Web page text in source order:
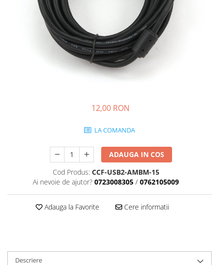
12,00 RON
LA COMANDA
ADAUGA IN COS
Cod Produs: CCF-USB2-AMBM-15
Ai nevoie de ajutor? 0723008305 / 0762105009
Adauga la Favorite Cere informatii
Descriere